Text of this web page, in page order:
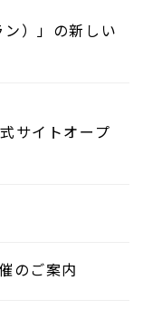
）」の新しい
サイトオープ
のご案内